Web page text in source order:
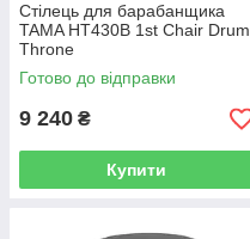
Стілець для барабанщика
TAMA HT430B 1st Chair Drum
Throne
Готово до відправки
9 240 ₴
Купити